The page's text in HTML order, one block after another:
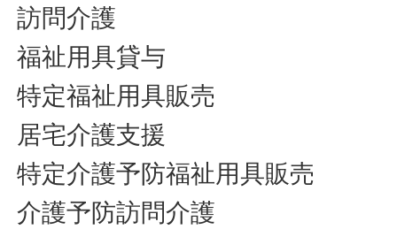
訪問介護
福祉用具貸与
特定福祉用具販売
居宅介護支援
特定介護予防福祉用具販売
介護予防訪問介護